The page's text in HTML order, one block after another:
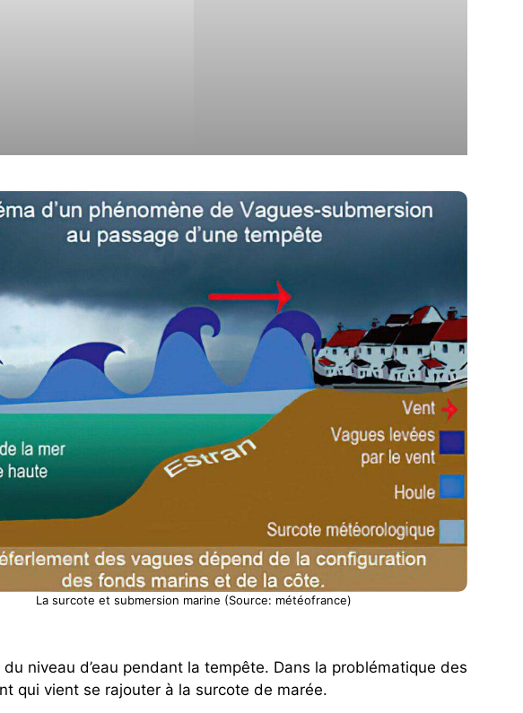
La surcote et submersion marine (Source: météofrance)
niveau d’eau pendant la tempête. Dans la problématique des
qui vient se rajouter à la surcote de marée.